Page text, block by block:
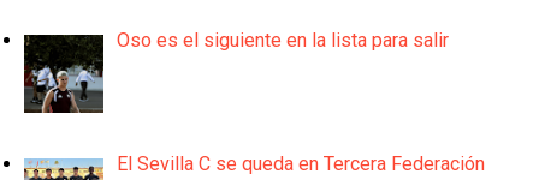
Oso es el siguiente en la lista para salir
El Sevilla C se queda en Tercera Federación